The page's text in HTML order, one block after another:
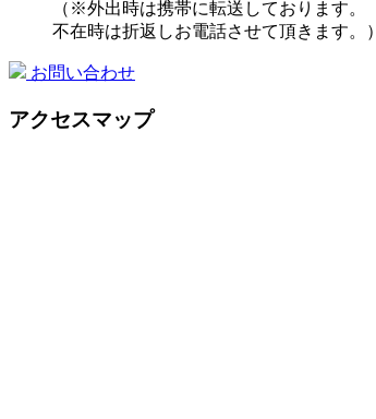
（※外出時は携帯に転送しております。
不在時は折返しお電話させて頂きます。）
お問い合わせ
アクセスマップ